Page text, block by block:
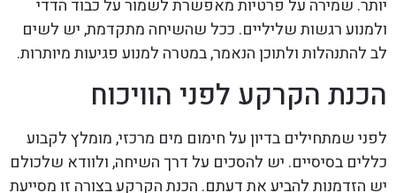
יותר. שמירה על פרטיות מאפשרת לשמור על כבוד הדדי
ולמנוע רגשות שליליים. ככל שהשיחה מתקדמת, יש לשים
לב להתנהלות ולתוכן הנאמר, במטרה למנוע פגיעות מיותרות.
הכנת הקרקע לפני הוויכוח
לפני שמתחילים בדיון על חימום מים מרכזי, מומלץ לקבוע
כללים בסיסיים. יש להסכים על דרך השיחה, ולוודא שלכולם
יש הזדמנות להביע את דעתם. הכנת הקרקע בצורה זו מסייעת